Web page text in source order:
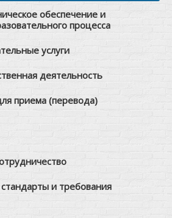
обеспечение и
процесса
услуги
деятельность
приема (перевода)
и требования